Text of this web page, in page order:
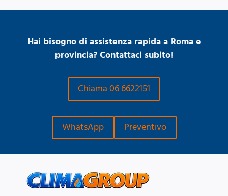
Hai bisogno di assistenza rapida a Roma e
provincia? Contattaci subito!
Chiama 06 6622151
WhatsApp Preventivo